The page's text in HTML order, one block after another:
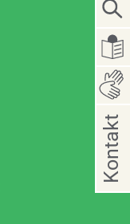
Kontakt